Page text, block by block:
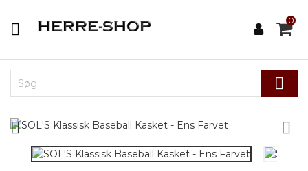

0

 